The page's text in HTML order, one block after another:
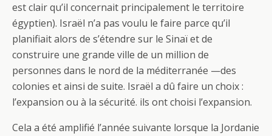
est clair qu’il concernait principalement le territoire
égyptien). Israël n’a pas voulu le faire parce qu’il
planifiait alors de s’étendre sur le Sinaï et de
construire une grande ville de un million de
personnes dans le nord de la méditerranée —des
colonies et ainsi de suite. Israël a dû faire un choix :
l’expansion ou à la sécurité. ils ont choisi l’expansion.
Cela a été amplifié l’année suivante lorsque la Jordanie